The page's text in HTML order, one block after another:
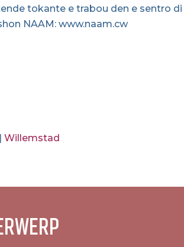
tokante e trabou den e sentro
NAAM: www.naam.cw
|Willemstad